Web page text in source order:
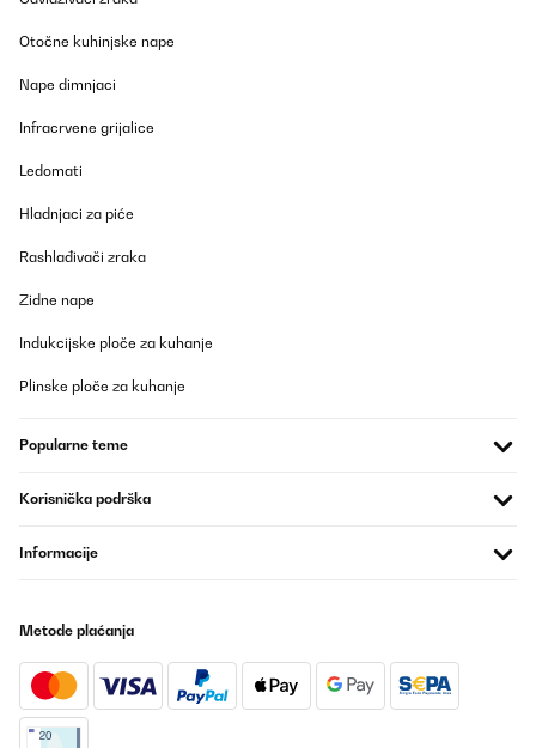
Abkühlung. Super einfach zusammen zu bauen und Wasserfluss
Nutzen die Dusche nicht nur nach dem Poolgang auch mal so um
empfehlen.Einzig die Lieferung könnte bessser koordiniert sein.
Wir haben diese Gartendusche aufgestellt, damit wir uns vor dem
nicht so viel chloren müssen.Das Design finde ich super und
passt auch gut zu unserem restlichen Gartenmobiliar. Der Aufbau
ok. Da die Dusche tut, was sie soll, habe ich nichts zu
beanstanden.
Prevedi
POTVRĐENI PREGLED
Otočne kuhinjske nape
Nape dimnjaci
Infracrvene grijalice
Ledomati
Hladnjaci za piće
Rashlađivači zraka
Zidne nape
Indukcijske ploče za kuhanje
Plinske ploče za kuhanje
Popularne teme
Korisnička podrška
Informacije
Metode plaćanja